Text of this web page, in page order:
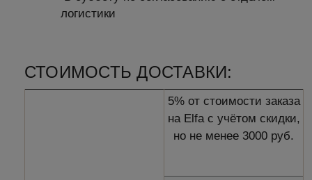
логистики
СТОИМОСТЬ ДОСТАВКИ:
5% от стоимости заказа
на Elfa с учётом скидки,
но не менее 3000 руб.